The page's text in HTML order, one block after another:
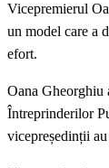
Vicepremierul
un model care a
efort.
Oana Gheorghiu
Întreprinderilor
vicepreședinții